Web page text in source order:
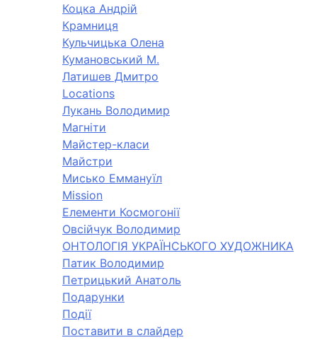
Коцка Андрій
Крамниця
Кульчицька Олена
Кумановський М.
Латишев Дмитро
Locations
Лукань Володимир
Магніти
Майстер-класи
Майстри
Мисько Еммануїл
Mission
Елементи Космогонії
Овсійчук Володимир
ОНТОЛОГІЯ УКРАЇНСЬКОГО ХУДОЖНИКА
Патик Володимир
Петрицький Анатоль
Подарунки
Події
Поставити в слайдер